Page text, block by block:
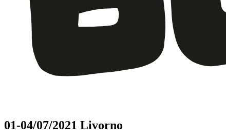
01-04/07/2021 Livorno